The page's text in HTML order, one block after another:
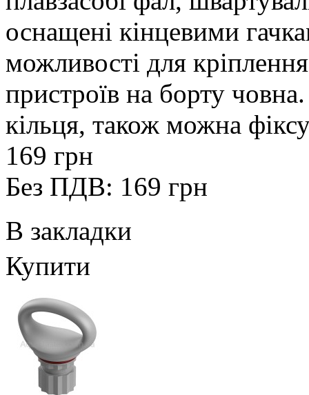
оснащені кінцевими
можливості для
пристроїв на борту
кільця, також можна
169 грн
Без ПДВ: 169 грн
В закладки
Купити